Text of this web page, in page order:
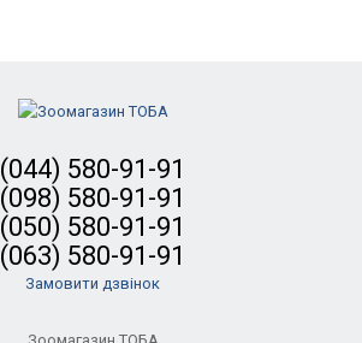
(044) 580-91-91
(098) 580-91-91
(050) 580-91-91
(063) 580-91-91
Замовити дзвінок